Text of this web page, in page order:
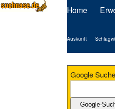
Home
Auskunft
Google Suche